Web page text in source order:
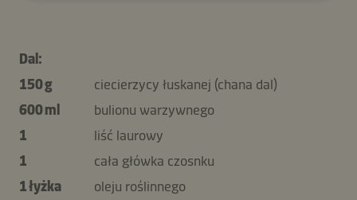
Dal:
150 g
ciecierzycy łuskanej (chana dal)
600 ml
bulionu warzywnego
1
liść laurowy
1
cała główka czosnku
1 łyżka
oleju roślinnego